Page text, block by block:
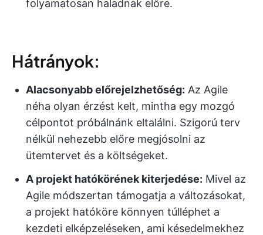
folyamatosan haladnak előre.
Hátrányok:
Alacsonyabb előrejelzhetőség: Az Agile
néha olyan érzést kelt, mintha egy mozgó
célpontot próbálnánk eltalálni. Szigorú terv
nélkül nehezebb előre megjósolni az
ütemtervet és a költségeket.
A projekt hatókörének kiterjedése: Mivel az
Agile módszertan támogatja a változásokat,
a projekt hatóköre könnyen túlléphet a
kezdeti elképzeléseken, ami késedelmekhez